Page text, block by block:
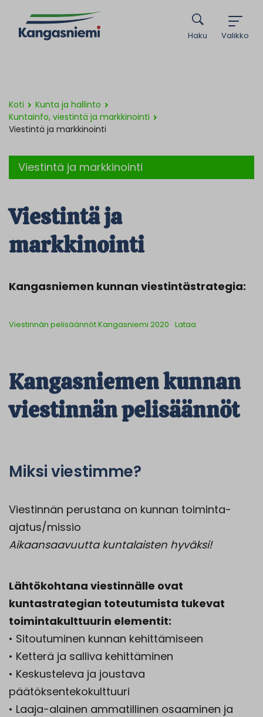
Valikko
Haku
Koti
Kunta ja hallinto
Kuntainfo, viestintä ja markkinointi
Viestintä ja markkinointi
Viestintä ja markkinointi
Viestintä ja
markkinointi
Kangasniemen kunnan viestintästrategia:
Viestinnän pelisäännöt Kangasniemi 2020 Lataa
Kangasniemen kunnan
viestinnän pelisäännöt
Miksi viestimme?
Viestinnän perustana on kunnan toiminta-
ajatus/missio
Aikaansaavuutta kuntalaisten hyväksi!
Lähtökohtana viestinnälle ovat
kuntastrategian toteutumista tukevat
toimintakulttuurin elementit:
• Sitoutuminen kunnan kehittämiseen
• Ketterä ja salliva kehittäminen
• Keskusteleva ja joustava
päätöksentekokulttuuri
• Laaja-alainen ammatillinen osaaminen ja